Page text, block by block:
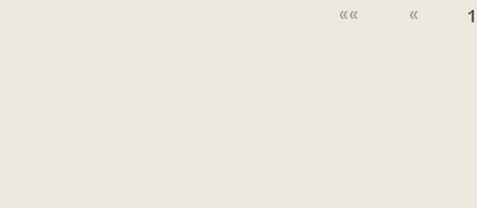
«« « 1